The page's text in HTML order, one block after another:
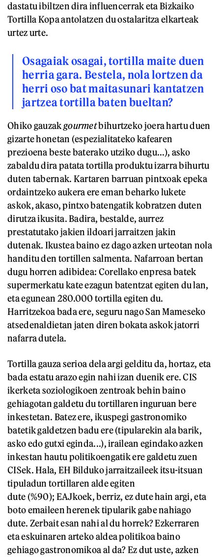
dastatu ibiltzen dira influencerrak eta Bizkaiko
Tortilla Kopa antolatzen du ostalaritza elkarteak
urtez urte.
Osagaiak osagai, tortilla maite duen
herria gara. Bestela, nola lortzen da
herri oso bat maitasunari kantatzen
jartzea tortilla baten bueltan?
Ohiko gauzakgourmetbihurtzeko joera hartu duen
gizarte honetan (espezialitateko kafearen
prezioena beste baterako utziko dugu...), asko
zabaldu dira patata tortilla produktu izarra bihurtu
duten tabernak. Kartaren barruan pintxoak epeka
ordaintzeko aukera ere eman beharko lukete
askok, akaso, pintxo batengatik kobratzen duten
dirutza ikusita. Badira, bestalde, aurrez
prestatutako jakien ildoari jarraitzen jakin
dutenak. Ikustea baino ez dago azken urteotan nola
handitu den tortillen salmenta. Nafarroan bertan
dugu horren adibidea: Corellako enpresa batek
supermerkatu kate ezagun batentzat egiten du lan,
eta egunean 280.000 tortilla egiten du.
Harritzekoa bada ere, seguru nago San Mameseko
atsedenaldietan jaten diren bokata askok jatorri
nafarra dutela.
Tortilla gauza serioa dela argi gelditu da, hortaz, eta
bada estatu arazo egin nahi izan duenik ere. CIS
ikerketa soziologikoen zentroak behin baino
gehiagotan galdetu du tortillaren inguruan bere
inkestetan. Batez ere, ikuspegi gastronomiko
batetik galdetzen badu ere (tipularekin ala barik,
asko edo gutxi eginda...), irailean egindako azken
inkestan hautu politikoengatik ere galdetu zuen
CISek. Hala, EH Bilduko jarraitzaileek itsu-itsuan
tipuladun tortillaren alde egiten
dute (%90); EAJkoek, berriz, ez dute hain argi, eta
boto emaileen herenek tipularik gabe nahiago
dute. Zerbait esan nahi al du horrek? Ezkerraren
eta eskuinaren arteko aldea politikoa baino
gehiago gastronomikoa al da? Ez dut uste, azken